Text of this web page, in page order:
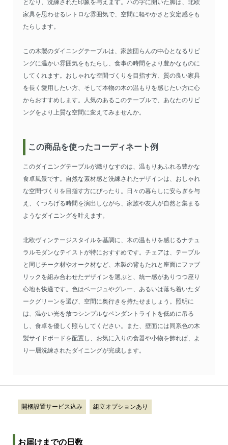
となり、洗練された印象を与えます。ハの字に開いた脚は、北欧
家具を思わせるレトロな雰囲気で、空間に軽やかさと安定感をも
たらします。
この木製のダイニングテーブルは、家族団らんの中心となるリビ
ングに温かい雰囲気をもたらし、食事の時間をより豊かなものに
してくれます。おしゃれな空間づくりを目指す方、質の良い家具
を長く愛用したい方、そして本物の木の温もりを感じたい方に心
からおすすめします。人気のあるこのテーブルで、あなたのリビ
ングをより上質な空間に変えてみませんか。
この商品を使ったコーディネート例
このダイニングテーブルが織りなすのは、温もりあふれる豊かな
食卓風景です。自然な素材感と洗練されたデザインは、おしゃれ
な空間づくりを目指す方にぴったり。日々の暮らしに安らぎを与
え、くつろげる時間を演出しながら、家族や友人が自然と集まる
ようなダイニングを叶えます。
北欧ヴィンテージスタイルを基調に、木の温もりを感じるナチュ
ラルモダンなテイストが特におすすめです。チェアは、テーブル
と同じチーク材やオーク材など、木製の背もたれと座面にファブ
リックを組み合わせたデザインを選ぶと、統一感がありつつ座り
心地も快適です。色はベージュやグレー、あるいは落ち着いたダ
ークグリーンを選び、空間に奥行きを持たせましょう。照明に
は、温かい光を放つシンプルなペンダントライトを低めに吊る
し、食卓を優しく照らしてください。また、壁面には同系色の木
製サイドボードを配置し、お気に入りの食器や小物を飾れば、よ
り一層洗練されたダイニングが完成します。
開梱設置サービス込み 組立オプションあり
お届けまでの日数